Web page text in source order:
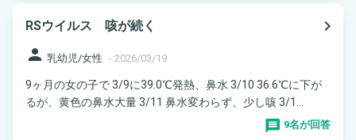
RSウイルス 咳が続く
navigate_next
person 乳幼児/女性 - 2026/03/19
9ヶ月の女の子で 3/9に39.0℃発熱、鼻水 3/10 36.6℃に下が
るが、黄色の鼻水大量 3/11 鼻水変わらず、少し咳 3/1...
9名が回答